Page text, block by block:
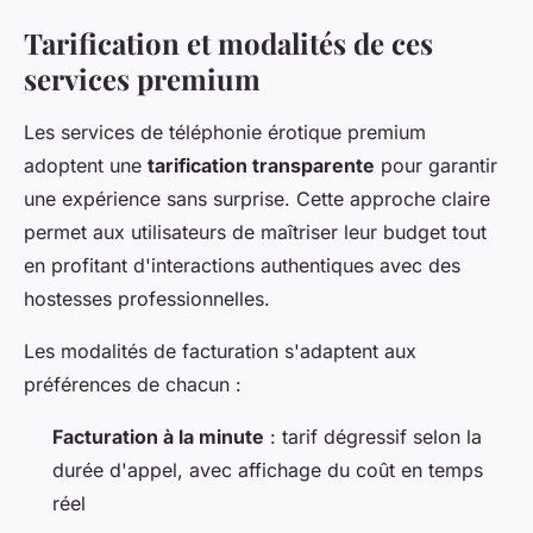
Tarification et modalités de ces
services premium
Les services de téléphonie érotique premium
adoptent une tarification transparente pour garantir
une expérience sans surprise. Cette approche claire
permet aux utilisateurs de maîtriser leur budget tout
en profitant d'interactions authentiques avec des
hostesses professionnelles.
Les modalités de facturation s'adaptent aux
préférences de chacun :
Facturation à la minute : tarif dégressif selon la
durée d'appel, avec affichage du coût en temps
réel